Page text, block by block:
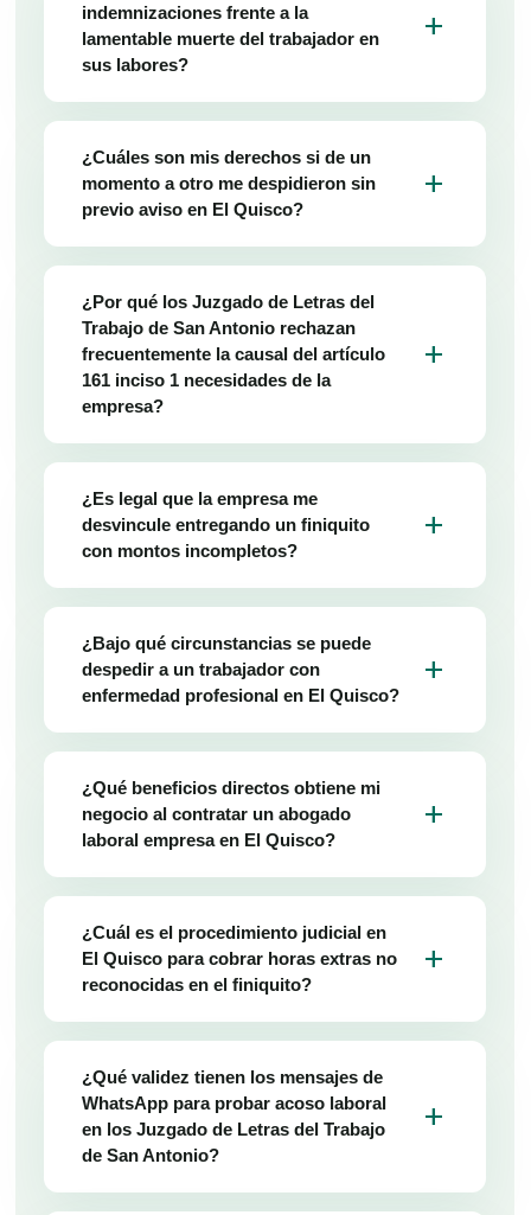
indemnizaciones frente a la
lamentable muerte del trabajador en
sus labores?
add
¿Cuáles son mis derechos si de un
momento a otro me despidieron sin
previo aviso en El Quisco?
add
¿Por qué los Juzgado de Letras del
Trabajo de San Antonio rechazan
frecuentemente la causal del artículo
161 inciso 1 necesidades de la
empresa?
add
¿Es legal que la empresa me
desvincule entregando un finiquito
con montos incompletos?
add
¿Bajo qué circunstancias se puede
despedir a un trabajador con
enfermedad profesional en El Quisco?
add
¿Qué beneficios directos obtiene mi
negocio al contratar un abogado
laboral empresa en El Quisco?
add
¿Cuál es el procedimiento judicial en
El Quisco para cobrar horas extras no
reconocidas en el finiquito?
add
¿Qué validez tienen los mensajes de
WhatsApp para probar acoso laboral
en los Juzgado de Letras del Trabajo
de San Antonio?
add